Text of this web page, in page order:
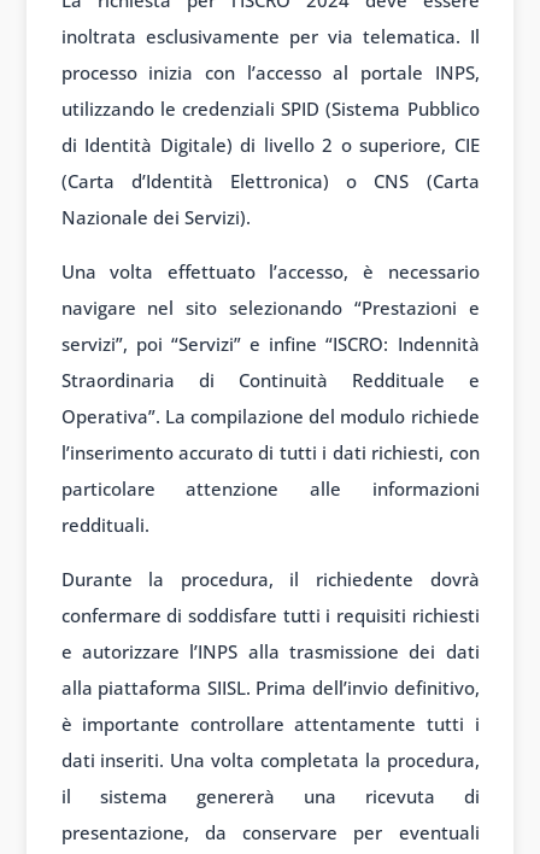
inoltrata esclusivamente per via telematica. Il
processo inizia con l’accesso al portale INPS,
utilizzando le credenziali SPID (Sistema Pubblico
di Identità Digitale) di livello 2 o superiore, CIE
(Carta d’Identità Elettronica) o CNS (Carta
Nazionale dei Servizi).
Una volta effettuato l’accesso, è necessario
navigare nel sito selezionando “Prestazioni e
servizi”, poi “Servizi” e infine “ISCRO: Indennità
Straordinaria di Continuità Reddituale e
Operativa”. La compilazione del modulo richiede
l’inserimento accurato di tutti i dati richiesti, con
particolare attenzione alle informazioni
reddituali.
Durante la procedura, il richiedente dovrà
confermare di soddisfare tutti i requisiti richiesti
e autorizzare l’INPS alla trasmissione dei dati
alla piattaforma SIISL. Prima dell’invio definitivo,
è importante controllare attentamente tutti i
dati inseriti. Una volta completata la procedura,
il sistema genererà una ricevuta di
presentazione, da conservare per eventuali